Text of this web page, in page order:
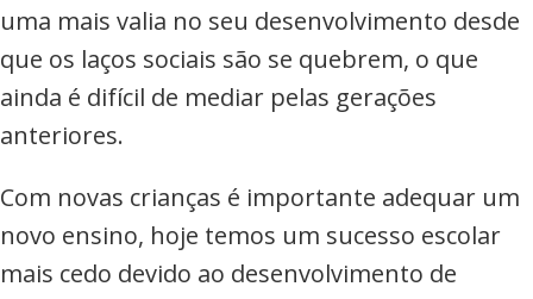
uma mais valia no seu desenvolvimento desde
que os laços sociais são se quebrem, o que
ainda é difícil de mediar pelas gerações
anteriores.
Com novas crianças é importante adequar um
novo ensino, hoje temos um sucesso escolar
mais cedo devido ao desenvolvimento de